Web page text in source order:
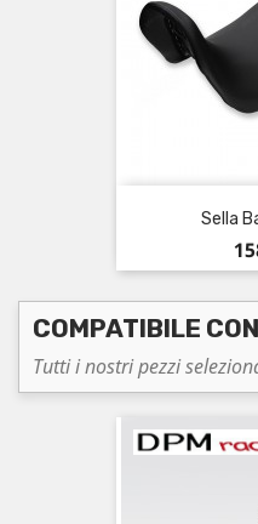
Sella
COMPATIBILE
Tutti i nostri pezzi